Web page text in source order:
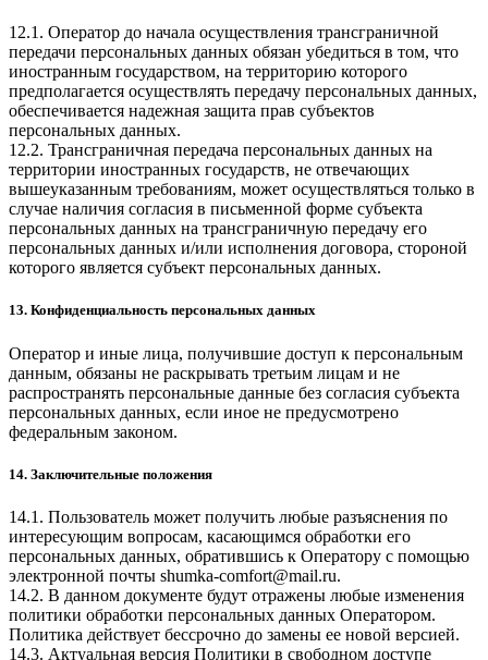
12.1. Оператор до начала осуществления трансграничной
передачи персональных данных обязан убедиться в том, что
иностранным государством, на территорию которого
предполагается осуществлять передачу персональных данных,
обеспечивается надежная защита прав субъектов
персональных данных.
12.2. Трансграничная передача персональных данных на
территории иностранных государств, не отвечающих
вышеуказанным требованиям, может осуществляться только в
случае наличия согласия в письменной форме субъекта
персональных данных на трансграничную передачу его
персональных данных и/или исполнения договора, стороной
которого является субъект персональных данных.
13. Конфиденциальность персональных данных
Оператор и иные лица, получившие доступ к персональным
данным, обязаны не раскрывать третьим лицам и не
распространять персональные данные без согласия субъекта
персональных данных, если иное не предусмотрено
федеральным законом.
14. Заключительные положения
14.1. Пользователь может получить любые разъяснения по
интересующим вопросам, касающимся обработки его
персональных данных, обратившись к Оператору с помощью
электронной почты shumka-comfort@mail.ru.
14.2. В данном документе будут отражены любые изменения
политики обработки персональных данных Оператором.
Политика действует бессрочно до замены ее новой версией.
14.3. Актуальная версия Политики в свободном доступе